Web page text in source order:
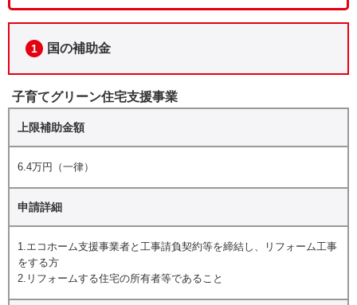
1 国の補助金
子育てグリーン住宅支援事業
上限補助金額
6.4万円（一律）
申請詳細
1.エコホーム支援事業者と工事請負契約等を締結し、リフォーム工事
をする方
2.リフォームする住宅の所有者等であること